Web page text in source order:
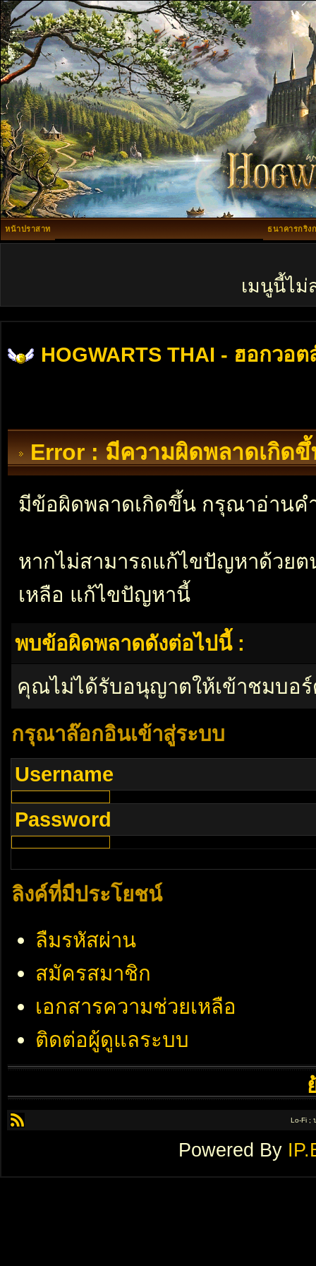
หน้าปราสาท ธนาคารกริง
เมนูนี้ไม่
HOGWARTS THAI - ฮอกวอต
Error : มีความผิดพลาดเกิดขึ้
มีข้อผิดพลาดเกิดขึ้น กรุณาอ่านค
หากไม่สามารถแก้ไขปัญหาด้วย
เหลือ แก้ไขปัญหานี้
พบข้อผิดพลาดดังต่อไปนี้ :
คุณไม่ได้รับอนุญาตให้เข้าชมบอ
กรุณาล๊อกอินเข้าสู่ระบบ
Username
Password
ลิงค์ที่มีประโยชน์
ลืมรหัสผ่าน
สมัครสมาชิก
เอกสารความช่วยเหลือ
ติดต่อผู้ดูแลระบบ
Lo-Fi ;
Powered By